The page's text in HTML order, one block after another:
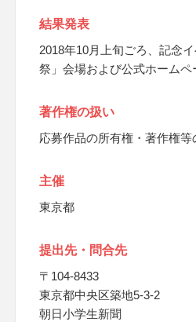
結果発表
2018年10月上旬ごろ、記念
祭」会場および公式ホームペ
著作権の扱い
応募作品の所有権・著作権
主催
東京都
提出先・問合先
〒104-8433
東京都中央区築地5-3-2
朝日小学生新聞